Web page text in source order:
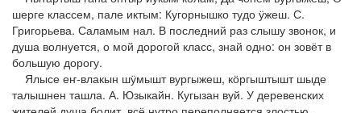
шерге классем, пале иктым: Кугорнышко тудо ӱжеш. С.
Григорьева. Саламым нал. В последний раз слышу звонок, и
душа волнуется, о мой дорогой класс, знай одно: он зовёт в
большую дорогу.
Ялысе еҥ-влакын шӱмышт вургыжеш, кӧргыштышт шыде
талышнен ташла. А. Юзыкайн. Кугызан вуй. У деревенских